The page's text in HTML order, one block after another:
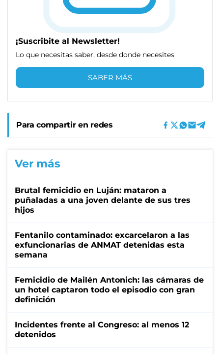
¡Suscribite al Newsletter!
Lo que necesitas saber, desde donde necesites
SABER MÁS
Para compartir en redes
Ver más
Brutal femicidio en Luján: mataron a
puñaladas a una joven delante de sus tres
hijos
Fentanilo contaminado: excarcelaron a las
exfuncionarias de ANMAT detenidas esta
semana
Femicidio de Mailén Antonich: las cámaras de
un hotel captaron todo el episodio con gran
definición
Incidentes frente al Congreso: al menos 12
detenidos